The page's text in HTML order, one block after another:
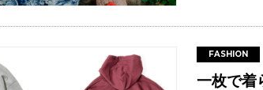
一枚で着
FASHION